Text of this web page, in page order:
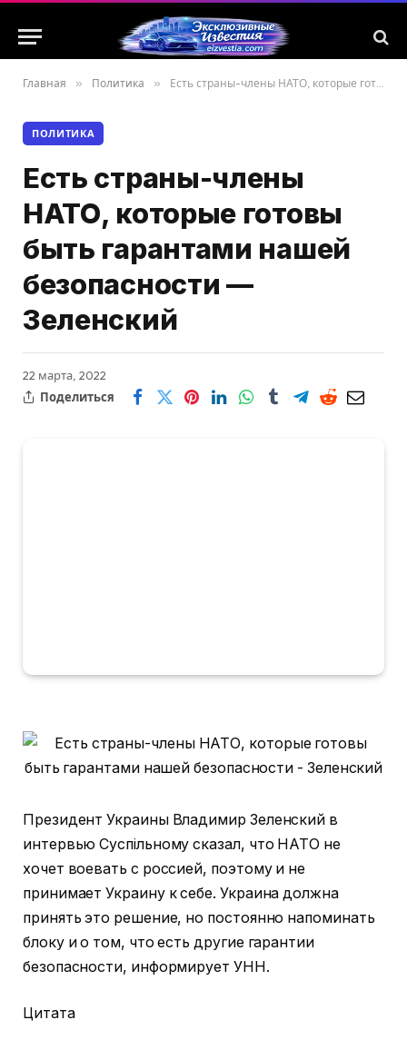
Главная » Политика » Есть страны-члены НАТО, которые готовы быть гарантами нашей безопасности — Зеленский
ПОЛИТИКА
Есть страны-члены
НАТО, которые готовы
быть гарантами нашей
безопасности —
Зеленский
22 марта, 2022
Поделиться
Президент Украины Владимир Зеленский в
интервью Суспільному сказал, что НАТО не
хочет воевать с россией, поэтому и не
принимает Украину к себе. Украина должна
принять это решение, но постоянно напоминать
блоку и о том, что есть другие гарантии
безопасности, информирует УНН.
Цитата